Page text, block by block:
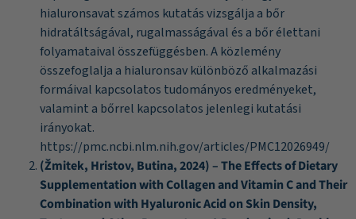
hialuronsavat számos kutatás vizsgálja a bőr
hidratáltságával, rugalmasságával és a bőr élettani
folyamataival összefüggésben. A közlemény
összefoglalja a hialuronsav különböző alkalmazási
formáival kapcsolatos tudományos eredményeket,
valamint a bőrrel kapcsolatos jelenlegi kutatási
irányokat.
https://pmc.ncbi.nlm.nih.gov/articles/PMC12026949/
(Žmitek, Hristov, Butina, 2024) –The Effects of Dietary
Supplementation with Collagen and Vitamin C and Their
Combination with Hyaluronic Acid on Skin Density,